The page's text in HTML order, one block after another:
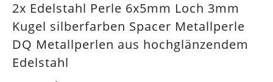
2x Edelstahl Perle 6x5mm Loch 3mm
Kugel silberfarben Spacer Metallperle
DQ Metallperlen aus hochglänzendem
Edelstahl